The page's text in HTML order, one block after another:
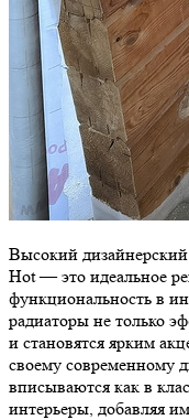
Высокий
Hot — это идеальное
функциональность в
радиаторы не только
и становятся ярким
своему современному
вписываются как в
интерьеры, добавляя